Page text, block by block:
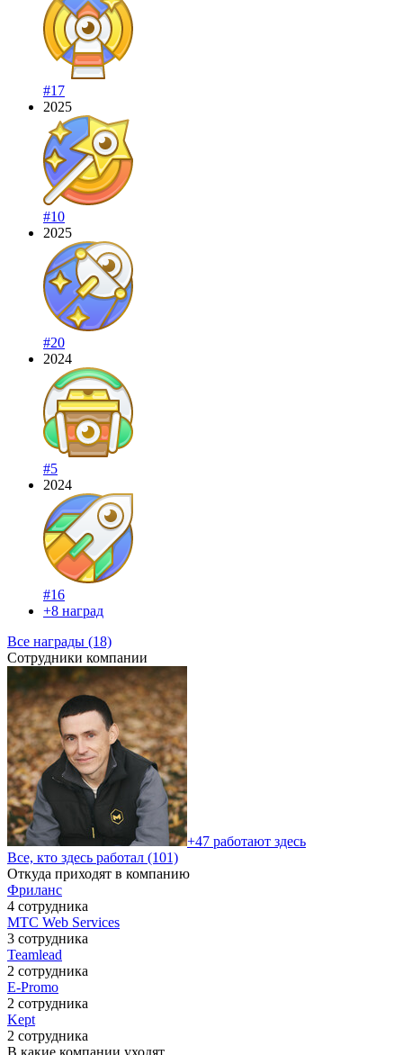
#17
2025
#10
2025
#20
2024
#5
2024
#16
+8 наград
Все награды (18)
Сотрудники компании
+47 работают здесь
Все, кто здесь работал (101)
Откуда приходят в компанию
Фриланс
4 сотрудника
МТС Web Services
3 сотрудника
Teamlead
2 сотрудника
E-Promo
2 сотрудника
Kept
2 сотрудника
В какие компании уходят